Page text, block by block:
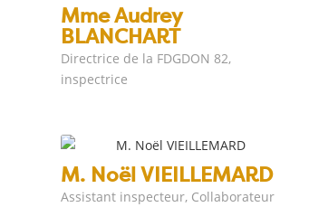
Mme Audrey
BLANCHART
Directrice de la FDGDON 82,
inspectrice
M. Noël VIEILLEMARD
Assistant inspecteur, Collaborateur